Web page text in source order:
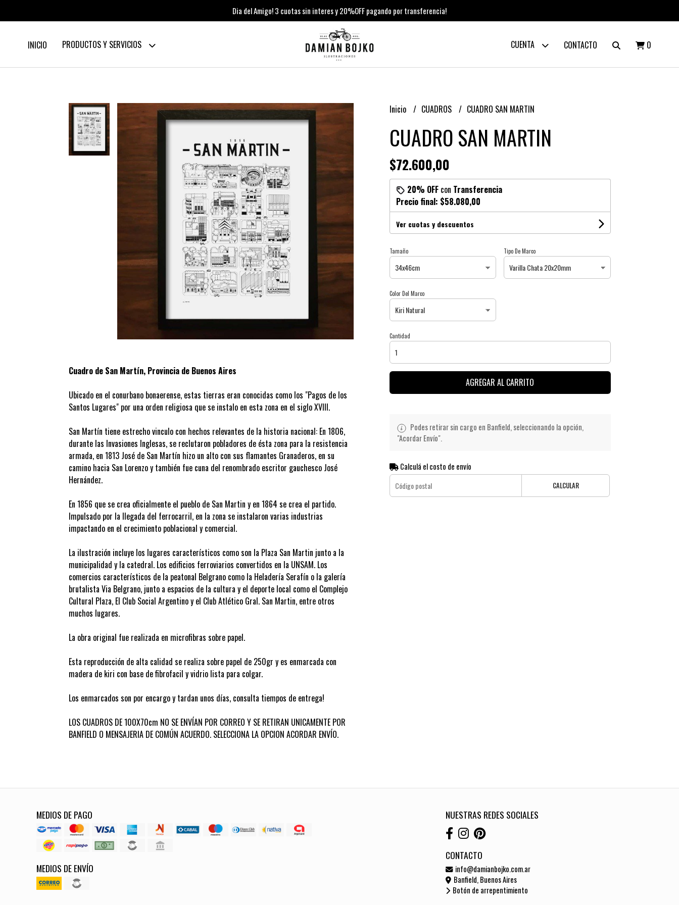
Dia del Amigo! 3 cuotas sin interes y 20%OFF pagando por transferencia!
INICIO PRODUCTOS Y SERVICIOS CUENTA CONTACTO 0
Cuadro de San Martín, Provincia de Buenos Aires
Ubicado en el conurbano bonaerense, estas tierras eran conocidas como los "Pagos de los
Santos Lugares" por una orden religiosa que se instalo en esta zona en el siglo XVIII.
San Martín tiene estrecho vinculo con hechos relevantes de la historia nacional: En 1806,
durante las Invasiones Inglesas, se reclutaron pobladores de ésta zona para la resistencia
armada, en 1813 José de San Martín hizo un alto con sus flamantes Granaderos, en su
camino hacia San Lorenzo y también fue cuna del renombrado escritor gauchesco José
Hernández.
En 1856 que se crea oficialmente el pueblo de San Martin y en 1864 se crea el partido.
Impulsado por la llegada del ferrocarril, en la zona se instalaron varias industrias
impactando en el crecimiento poblacional y comercial.
La ilustración incluye los lugares característicos como son la Plaza San Martin junto a la
municipalidad y la catedral. Los edificios ferroviarios convertidos en la UNSAM. Los
comercios característicos de la peatonal Belgrano como la Heladería Serafín o la galería
brutalista Via Belgrano, junto a espacios de la cultura y el deporte local como el Complejo
Cultural Plaza, El Club Social Argentino y el Club Atlético Gral. San Martin, entre otros
muchos lugares.
La obra original fue realizada en microfibras sobre papel.
Esta reproducción de alta calidad se realiza sobre papel de 250gr y es enmarcada con
madera de kiri con base de fibrofacil y vidrio lista para colgar.
Los enmarcados son por encargo y tardan unos días, consulta tiempos de entrega!
LOS CUADROS DE 100X70cm NO SE ENVÍAN POR CORREO Y SE RETIRAN UNICAMENTE POR
BANFIELD O MENSAJERIA DE COMÚN ACUERDO. SELECCIONA LA OPCION ACORDAR ENVÍO.
Inicio CUADROS CUADRO SAN MARTIN
CUADRO SAN MARTIN
$72.600,00
20% OFFcon Transferencia
Precio final: $58.080,00
Ver cuotas y descuentos
Tamaño Tipo De Marco
Color Del Marco
Cantidad
AGREGAR AL CARRITO
Podes retirar sin cargo en Banfield, seleccionando la opción,
"Acordar Envío".
Calculá el costo de envío
CALCULAR
MEDIOS DE PAGO
MEDIOS DE ENVÍO
NUESTRAS REDES SOCIALES
CONTACTO
info@damianbojko.com.ar
Banfield, Buenos Aires
Botón de arrepentimiento